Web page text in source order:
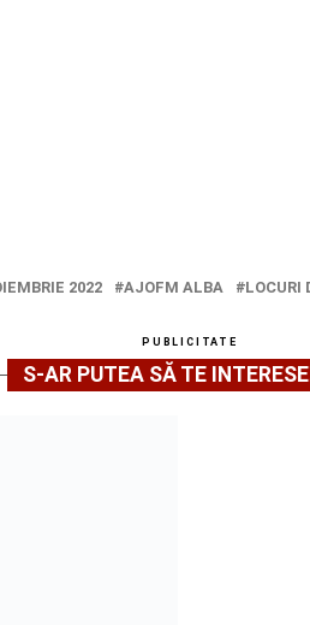
2022 AJOFM ALBA LOCURI
PUBLICITATE
S-AR PUTEA SĂ TE